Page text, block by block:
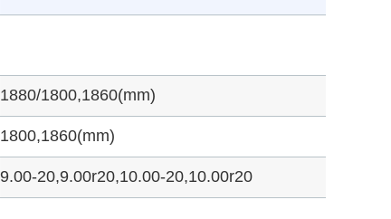
1880/1800,1860(mm)
1800,1860(mm)
9.00-20,9.00r20,10.00-20,10.00r20